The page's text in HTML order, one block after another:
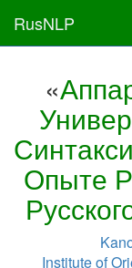
RusNLP
«
Опыте
Institute of